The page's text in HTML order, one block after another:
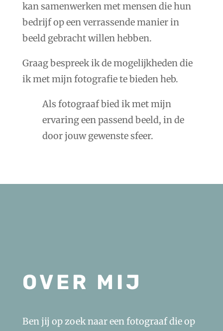
kan samenwerken met mensen die hun
bedrijf op een verrassende manier in
beeld gebracht willen hebben.
Graag bespreek ik de mogelijkheden die
ik met mijn fotografie te bieden heb.
Als fotograaf bied ik met mijn
ervaring een passend beeld, in de
door jouw gewenste sfeer.
OVER MIJ
Ben jij op zoek naar een fotograaf die op